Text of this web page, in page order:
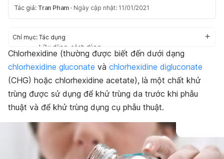
Tác giả: Tran Pham · Ngày cập nhật: 11/01/2021
Chỉ mục: Tác dụng
Liều dùng, cách dùng
Tác dụng phụ
Thận trọng/ cảnh báo
Tương tác thuốc
Chlorhexidine (thường được biết đến dưới dạng
chlorhexidine gluconate và chlorhexidine digluconate
(CHG) hoặc chlorhexidine acetate), là một chất khử
trùng được sử dụng để khử trùng da trước khi phẫu
thuật và để khử trùng dụng cụ phẫu thuật.